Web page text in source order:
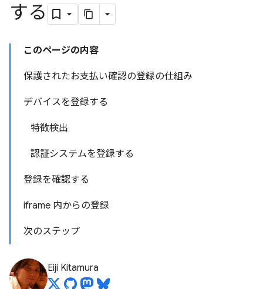
する
このページの内容
保護されたお支払い確認の登録の仕組み
デバイスを登録する
特徴検出
認証システムを登録する
登録を確認する
iframe 内からの登録
次のステップ
Eiji Kitamura